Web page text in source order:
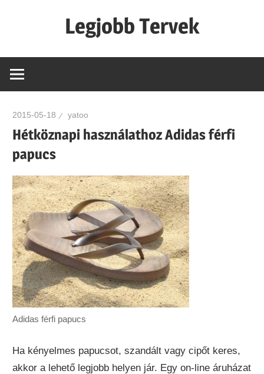
Legjobb Tervek
mindig
jó
tervünk…!
2015-05-18 yatoo
Hétköznapi használathoz Adidas férfi
papucs
Adidas férfi papucs
Ha kényelmes papucsot, szandált vagy cipőt keres,
akkor a lehető legjobb helyen jár. Egy on-line áruházat